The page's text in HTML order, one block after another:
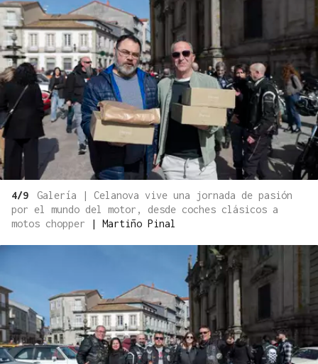
4/9
Galería | Celanova vive una jornada de pasión
por el mundo del motor, desde coches clásicos a
motos chopper
| Martiño Pinal